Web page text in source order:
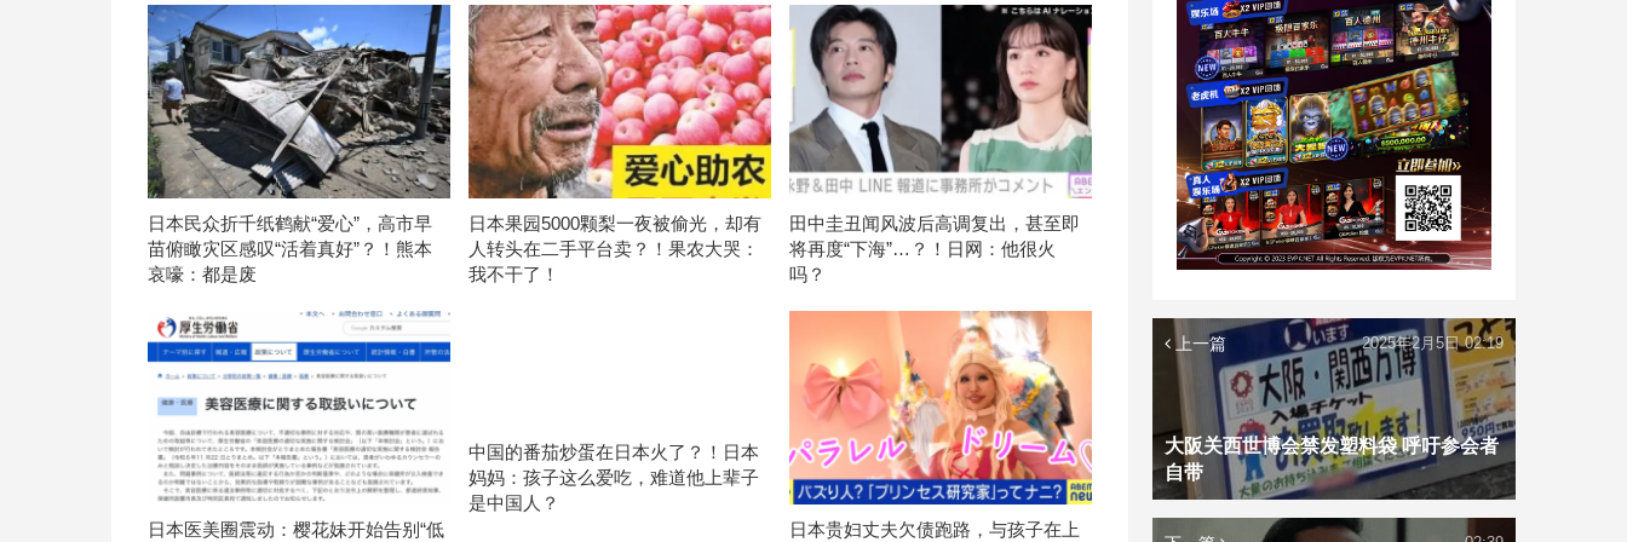
日本民众折千纸鹤献“爱心”，高市早
苗俯瞰灾区感叹“活着真好”？！熊本
哀嚎：都是废
日本果园5000颗梨一夜被偷光，却有
人转头在二手平台卖？！果农大哭：
我不干了！
田中圭丑闻风波后高调复出，甚至即
将再度“下海”…？！日网：他很火
吗？
日本医美圈震动：樱花妹开始告别“低
中国的番茄炒蛋在日本火了？！日本
妈妈：孩子这么爱吃，难道他上辈子
是中国人？
日本贵妇丈夫欠债跑路，与孩子在上
上一篇
大阪关西世博会禁发塑料袋 呼吁参会者
自带
2025年2月5日 02:19